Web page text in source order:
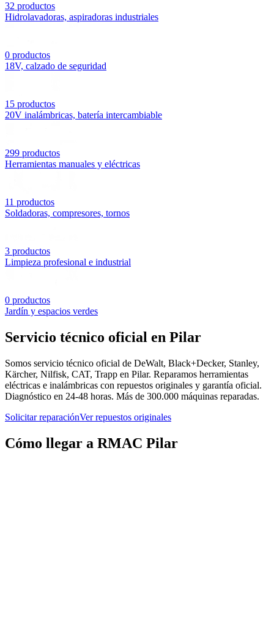
32 productos
Hidrolavadoras, aspiradoras industriales
0 productos
18V, calzado de seguridad
15 productos
20V inalámbricas, batería intercambiable
299 productos
Herramientas manuales y eléctricas
11 productos
Soldadoras, compresores, tornos
3 productos
Limpieza profesional e industrial
0 productos
Jardín y espacios verdes
Servicio técnico oficial en Pilar
Somos servicio técnico oficial de DeWalt, Black+Decker, Stanley,
Kärcher, Nilfisk, CAT, Trapp en Pilar. Reparamos herramientas
eléctricas e inalámbricas con repuestos originales y garantía oficial.
Diagnóstico en 24-48 horas. Más de 300.000 máquinas reparadas.
Solicitar reparaciónVer repuestos originales
Cómo llegar a RMAC Pilar